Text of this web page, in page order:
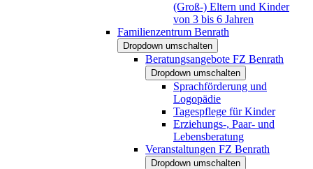
(Groß-) Eltern und Kinder
von 3 bis 6 Jahren
Familienzentrum Benrath
Dropdown umschalten
Beratungsangebote FZ Benrath
Dropdown umschalten
Sprachförderung und
Logopädie
Tagespflege für Kinder
Erziehungs-, Paar- und
Lebensberatung
Veranstaltungen FZ Benrath
Dropdown umschalten